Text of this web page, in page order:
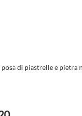
di piastrelle e pietra